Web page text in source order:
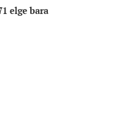
elge bara